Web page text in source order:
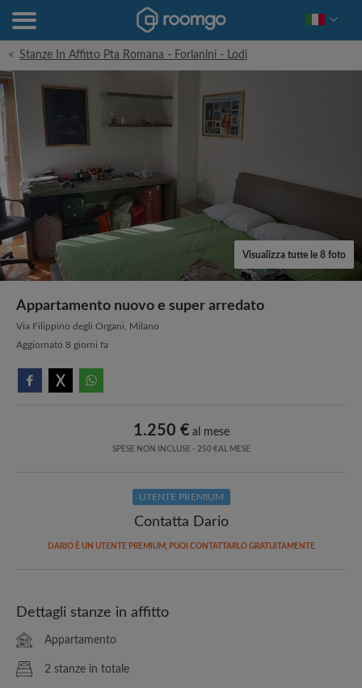
< Stanze In Affitto Pta Romana - Forlanini - Lodi
Visualizza tutte le 8 foto
Appartamento nuovo e super arredato
Via Filippino degli Organi, Milano
Aggiornato 8 giorni fa
1.250 € al mese
SPESE NON INCLUSE - 250 €AL MESE
UTENTE PREMIUM
Contatta Dario
DARIO È UN UTENTE PREMIUM, PUOI CONTATTARLO GRATUITAMENTE
Dettagli stanze in affitto
Appartamento
2 stanze in totale